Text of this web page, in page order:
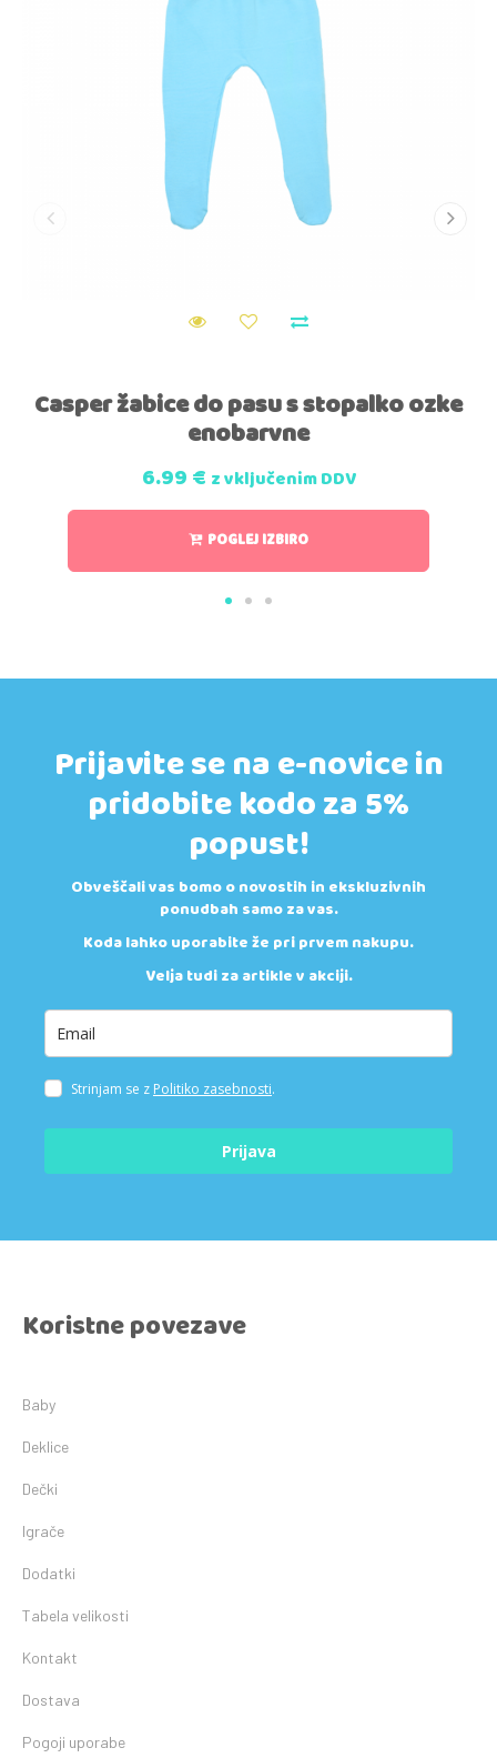
Casper žabice do pasu s stopalko ozke
enobarvne
6.99€ z vključenim DDV
POGLEJ IZBIRO
Prijavite se na e-novice in
pridobite kodo za 5%
popust!
Obveščali vas bomo o novostih in ekskluzivnih
ponudbah samo za vas.
Koda lahko uporabite že pri prvem nakupu.
Velja tudi za artikle v akciji.
Strinjam se z Politiko zasebnosti.
Prijava
Koristne povezave
Baby
Deklice
Dečki
Igrače
Dodatki
Tabela velikosti
Kontakt
Dostava
Pogoji uporabe